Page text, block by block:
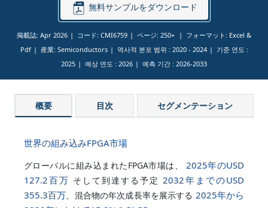
無料サンプルをダウンロード
掲載誌: Apr 2026 コード: CMI6759 ページ: 250+
フォーマット: Excel &
Pdf
産業: Semiconductors 역사적 분포 범위 : 2020 - 2024
기준 연도 :
2025
예상 연도 : 2026 예측 기간 : 2026-2033
概要 目次 セグメンテーション
世界の組み込みFPGA市場
グローバルに組み込まれたFPGA市場は、
2025年のUSD
127.2百万 そして到達する予定 2032年までのUSD
355.3百万 、混合物の年次成長率を展示する 2025年から